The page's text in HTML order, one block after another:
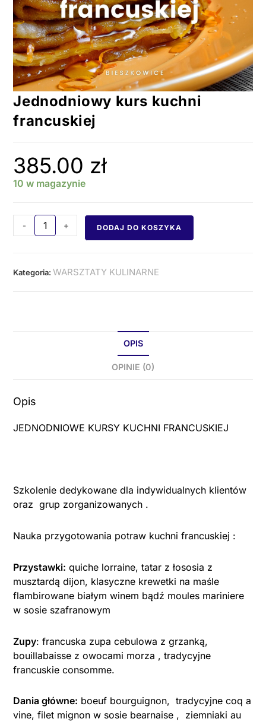
Jednodniowy kurs kuchni
francuskiej
385.00 zł
10 w magazynie
- + DODAJ DO KOSZYKA
Kategoria:WARSZTATY KULINARNE
OPIS
OPINIE (0)
Opis
JEDNODNIOWE KURSY KUCHNI FRANCUSKIEJ
Szkolenie dedykowane dla indywidualnych klientów
oraz grup zorganizowanych .
Nauka przygotowania potraw kuchni francuskiej :
Przystawki: quiche lorraine, tatar z łososia z
musztardą dijon, klasyczne krewetki na maśle
flambirowane białym winem bądź moules mariniere
w sosie szafranowym
Zupy: francuska zupa cebulowa z grzanką,
bouillabaisse z owocami morza , tradycyjne
francuskie consomme.
Dania główne: boeuf bourguignon, tradycyjne coq a
vine, filet mignon w sosie bearnaise , ziemniaki au